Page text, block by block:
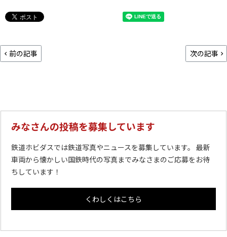
前の記事 次の記事
みなさんの投稿を募集しています
鉄道ホビダスでは鉄道写真やニュースを募集しています。 最新
車両から懐かしい国鉄時代の写真までみなさまのご応募をお待
ちしています！
くわしくはこちら